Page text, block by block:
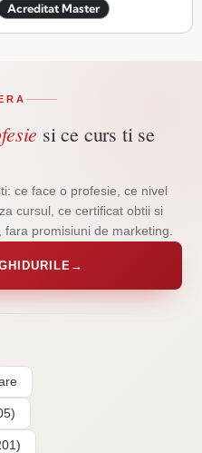
Acreditat Master
si ce curs ti se
ce face o profesie, ce nivel
cursul, ce certificat obtii si
promisiuni de marketing.
→